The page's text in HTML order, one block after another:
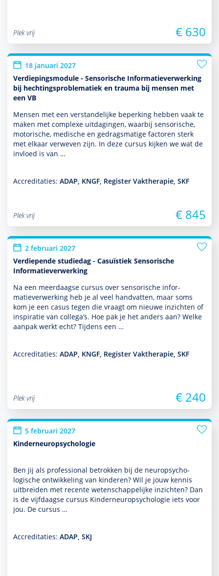
Plek vrij € 630
18 januari 2027
Verdiepingsmodule - Sensorische Informatieverwerking
bij hechtingsproblematiek en trauma bij mensen met
een VB
Mensen met een ver­stande­lijke beper­king hebben vaak te
maken met complexe uitdagingen, waarbij sensorische,
motorische, medische en gedragsmatige factoren sterk
met elkaar verweven zijn. In deze cursus kijken we wat de
invloed is van …
Accreditaties: ADAP, KNGF, Register Vaktherapie, SKF
Plek vrij € 845
2 februari 2027
Verdiepende studiedag - Casuïstiek Sensorische
Informatieverwerking
Na een meerdaagse cursus over sensorische infor­
matieverwerking heb je al veel handvatten, maar soms
kom je een casus tegen die vraagt om nieuwe inzichten of
inspiratie van collega’s. Hoe pak je het anders aan? Welke
aanpak werkt echt? Tijdens een …
Accreditaties: ADAP, KNGF, Register Vaktherapie, SKF
Plek vrij € 240
5 februari 2027
Kinderneuropsychologie
Ben jij als professional betrokken bij de neuro­psycho­
logische ont­wikke­ling van kin­de­ren? Wil je jouw kennis
uitbreiden met recente weten­schappe­lijke inzichten? Dan
is de vijfdaagse cursus Kinderneuro­psycho­logie iets voor
jou. De cursus …
Accreditaties: ADAP, SKJ